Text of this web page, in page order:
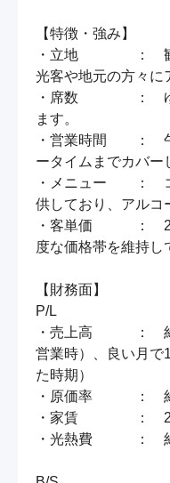
【特徴・強み】
・立地　　　　：
光客や地元の方々に
・席数　　　　：
ます。
・営業時間　　：
ータイムまでカバー
・メニュー　　：
供しており、アルコ
・客単価　　　：
度な価格帯を維持し
【財務面】
P/L
・売上高　　　：
営業時）、良い月で
た時期）
・原価率　　　：　
・家賃　　　　：　
・光熱費　　　：　